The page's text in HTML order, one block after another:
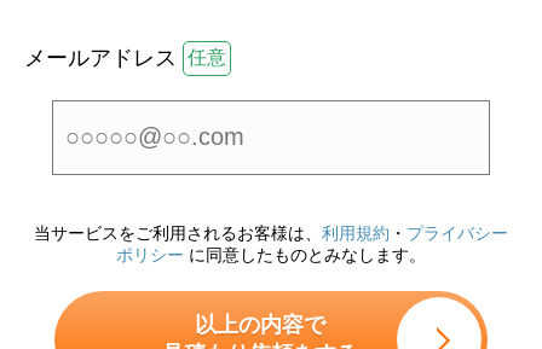
メールアドレス 任意
当サービスをご利用されるお客様は、 利用規約 ・ プライバシー
ポリシー に同意したものとみなします。
以上の内容で